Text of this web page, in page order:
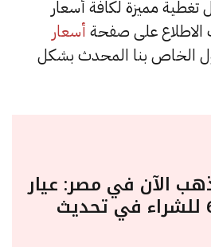
مصر 365 بعمل تغطية مميزة لكافة أسعار
على صفحة أسعار
الخاص بنا المحدث بشكل
الآن في مصر: عيار
24 يسجل 6730 للشراء في تحديث